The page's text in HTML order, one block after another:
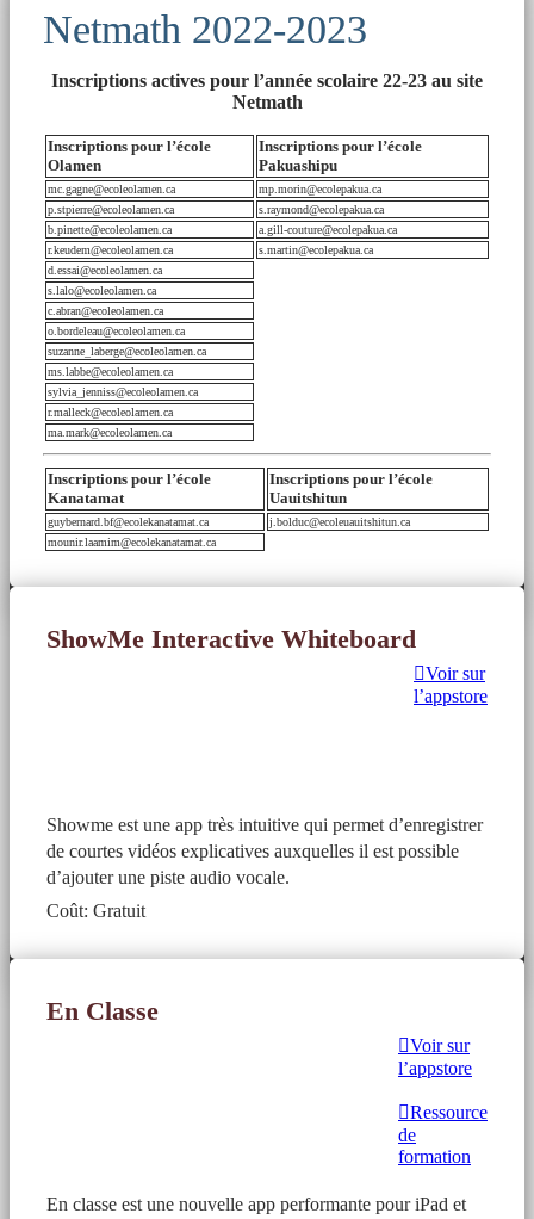
Netmath 2022-2023
Inscriptions actives pour l’année scolaire 22-23 au site
Netmath
Inscriptions pour l’école
Olamen
Inscriptions pour l’école
Pakuashipu
mc.gagne@ecoleolamen.ca
mp.morin@ecolepakua.ca
p.stpierre@ecoleolamen.ca
s.raymond@ecolepakua.ca
b.pinette@ecoleolamen.ca
a.gill-couture@ecolepakua.ca
r.keudem@ecoleolamen.ca
s.martin@ecolepakua.ca
d.essai@ecoleolamen.ca
s.lalo@ecoleolamen.ca
c.abran@ecoleolamen.ca
o.bordeleau@ecoleolamen.ca
suzanne_laberge@ecoleolamen.ca
ms.labbe@ecoleolamen.ca
sylvia_jenniss@ecoleolamen.ca
r.malleck@ecoleolamen.ca
ma.mark@ecoleolamen.ca
Inscriptions pour l’école
Kanatamat
Inscriptions pour l’école
Uauitshitun
guybernard.bf@ecolekanatamat.ca
j.bolduc@ecoleuauitshitun.ca
mounir.laamim@ecolekanatamat.ca
ShowMe Interactive Whiteboard
Voir sur
l’appstore
Showme est une app très intuitive qui permet d’enregistrer
de courtes vidéos explicatives auxquelles il est possible
d’ajouter une piste audio vocale.
Coût: Gratuit
En Classe
Voir sur
l’appstore
Ressource
de
formation
En classe est une nouvelle app performante pour iPad et